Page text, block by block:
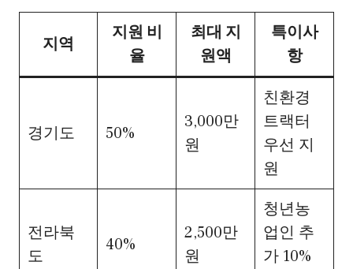
지역
지원 비
율
최대 지
원액
특이사
항
경기도 50%
3,000만
원
친환경
트랙터
우선 지
원
전라북
도
40%
2,500만
원
청년농
업인 추
가 10%